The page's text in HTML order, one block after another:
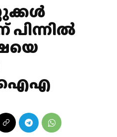
പിന്നില്‍